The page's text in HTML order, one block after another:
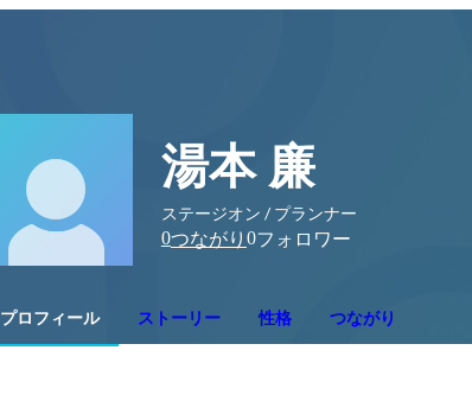
湯本 廉
ステージオン / プランナー
0つながり 0フォロワー
プロフィール ストーリー 性格 つながり